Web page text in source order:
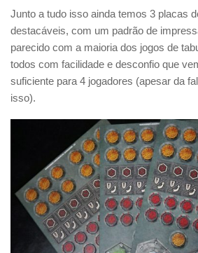
Junto a tudo isso ainda temos 3 placas
destacáveis, com um padrão de
parecido com a maioria dos jogos de
todos com facilidade e desconfio que
suficiente para 4 jogadores (apesar da
isso).